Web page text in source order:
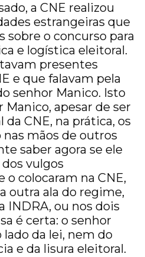
a CNE realizou
estrangeiras que
sobre o concurso para
e logística eleitoral.
presentes
e que falavam pela
senhor Manico. Isto
apesar de ser
CNE, na prática, os
mãos de outros
saber agora se ele
vulgos
o colocaram na CNE,
outra ala do regime,
INDRA, ou nos dois
é certa: o senhor
lado da lei, nem do
e da lisura eleitoral.